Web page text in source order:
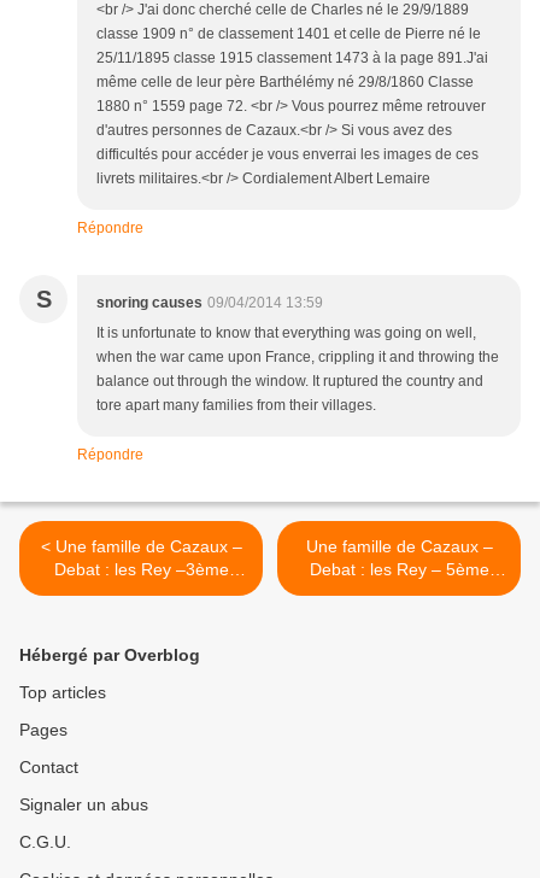
<br /> J'ai donc cherché celle de Charles né le 29/9/1889
classe 1909 n° de classement 1401 et celle de Pierre né le
25/11/1895 classe 1915 classement 1473 à la page 891.J'ai
même celle de leur père Barthélémy né 29/8/1860 Classe
1880 n° 1559 page 72. <br /> Vous pourrez même retrouver
d'autres personnes de Cazaux.<br /> Si vous avez des
difficultés pour accéder je vous enverrai les images de ces
livrets militaires.<br /> Cordialement Albert Lemaire
Répondre
S snoring causes 09/04/2014 13:59
It is unfortunate to know that everything was going on well,
when the war came upon France, crippling it and throwing the
balance out through the window. It ruptured the country and
tore apart many families from their villages.
Répondre
< Une famille de Cazaux –
Debat : les Rey –3ème
partie : Louis Rey, l’héritier
Une famille de Cazaux –
Debat : les Rey – 5ème
partie : Maria Compagnet,
Hébergé par Overblog
Top articles
Pages
Contact
Signaler un abus
C.G.U.